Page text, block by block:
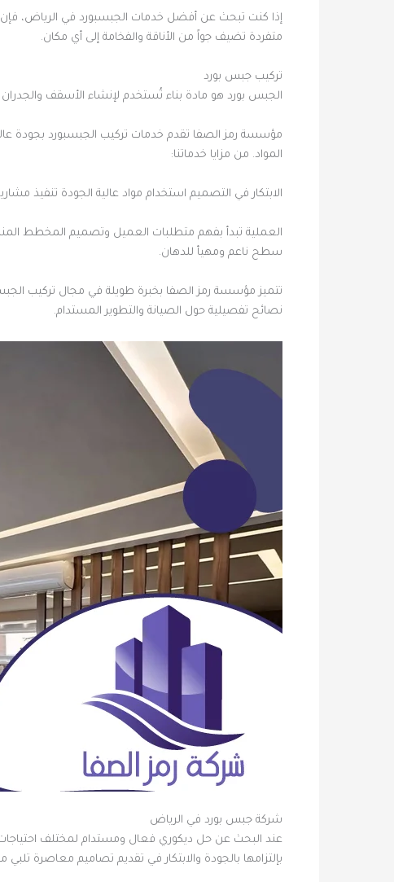
إذا كنت تبحث عن أفضل خدمات الجبسبورد في الرياض،
متفردة تضيف جواً من الأناقة والفخامة إلى أي مكان.
تركيب جبس بورد
الجبس بورد هو مادة بناء تُستخدم لإنشاء الأسقف والجدران
مؤسسة رمز الصفا تقدم خدمات تركيب الجبسبورد بجودة
المواد. من مزايا خدماتنا:
الابتكار في التصميم استخدام مواد عالية الجودة تنفيذ
العملية تبدأ بفهم متطلبات العميل وتصميم المخطط
سطح ناعم ومهيأ للدهان.
تتميز مؤسسة رمز الصفا بخبرة طويلة في مجال تركيب
نصائح تفصيلية حول الصيانة والتطوير المستدام.
شركة جبس بورد في الرياض
عند البحث عن حل ديكوري فعال ومستدام لمختلف
بإلتزامها بالجودة والابتكار في تقديم تصاميم معاصرة تلبي